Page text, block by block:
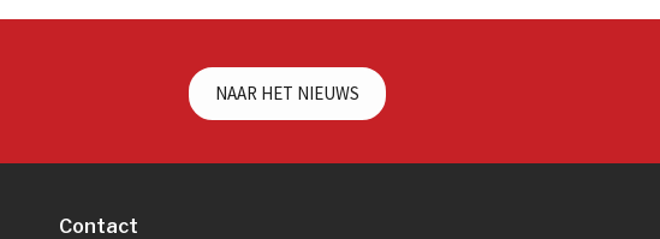
NAAR HET NIEUWS
Contact